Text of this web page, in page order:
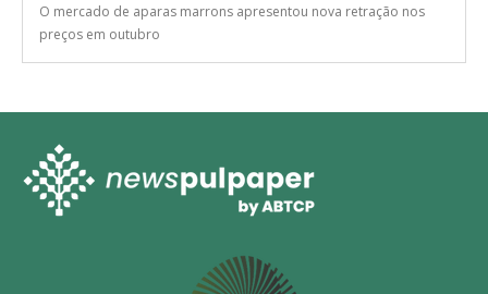
O mercado de aparas marrons apresentou nova retração nos
preços em outubro